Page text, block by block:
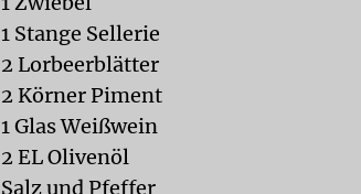
1 Stange Sellerie
2 Lorbeerblätter
2 Körner Piment
1 Glas Weißwein
2 EL Olivenöl
Salz und Pfeffer